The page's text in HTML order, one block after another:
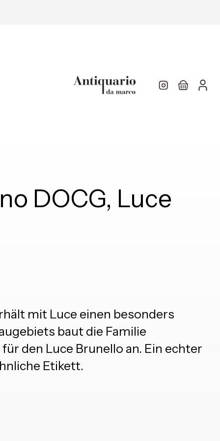
DOCG, Luce
mit Luce einen besonders
baut die Familie
den Luce Brunello an. Ein echter
Etikett.